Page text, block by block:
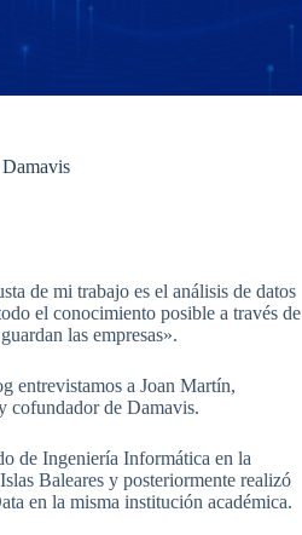
de mi trabajo es el análisis de datos
el conocimiento posible a través de
las empresas».
entrevistamos a Joan Martín,
cofundador de Damavis.
de Ingeniería Informática en la
Baleares y posteriormente realizó
en la misma institución académica.